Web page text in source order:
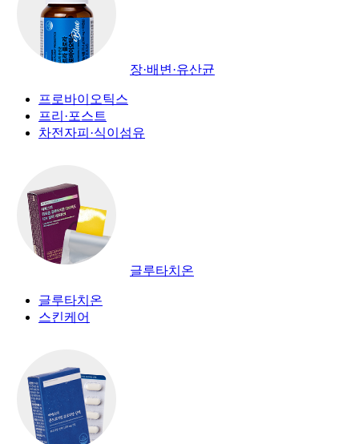
장·배변·유산균
프로바이오틱스
프리·포스트
차전자피·식이섬유
글루타치온
글루타치온
스킨케어